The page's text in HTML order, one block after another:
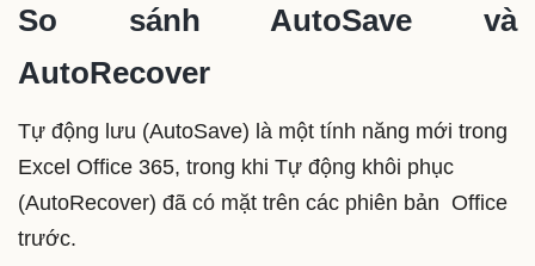
So sánh AutoSave và
AutoRecover
Tự động lưu (AutoSave) là một tính năng mới trong
Excel Office 365, trong khi Tự động khôi phục
(AutoRecover) đã có mặt trên các phiên bản Office
trước.